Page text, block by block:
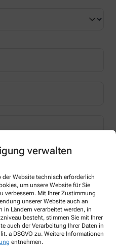
verwalten
der Website technisch erforderlich
um unsere Website für Sie
verbessern. Mit Ihrer Zustimmung
unserer Website auch an
in Ländern verarbeitet werden, in
besteht, stimmen Sie mit Ihrer
auch der Verarbeitung Ihrer Daten in
a DSGVO zu. Weitere Informationen
entnehmen.
dass die von mir angegebenen
und meine Daten an die
werden. Rechtsgrundlage
lit. a DS-GVO. Die Einwilligung kann
per E-Mail an